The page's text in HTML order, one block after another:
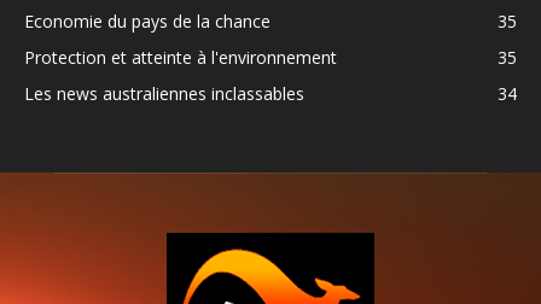
Economie du pays de la chance
35
Protection et atteinte à l'environnement
35
Les news australiennes inclassables
34